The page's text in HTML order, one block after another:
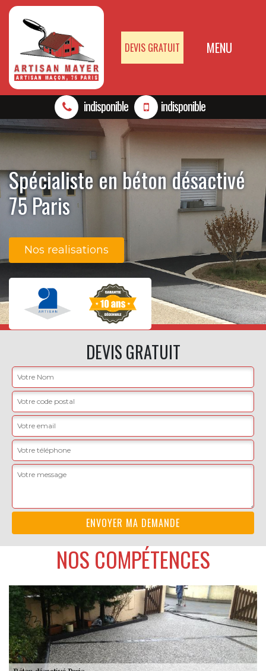
DEVIS GRATUIT MENU
indisponible indisponible
Spécialiste en béton désactivé
75 Paris
Nos realisations
DEVIS GRATUIT
NOS COMPÉTENCES